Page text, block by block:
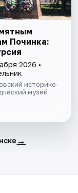
Починка:
2026 •
историко-
музей
→